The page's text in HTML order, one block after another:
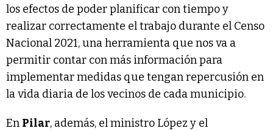
los efectos de poder planificar con tiempo y
realizar correctamente el trabajo durante el Censo
Nacional 2021, una herramienta que nos va a
permitir contar con más información para
implementar medidas que tengan repercusión en
la vida diaria de los vecinos de cada municipio.
En Pilar, además, el ministro López y el